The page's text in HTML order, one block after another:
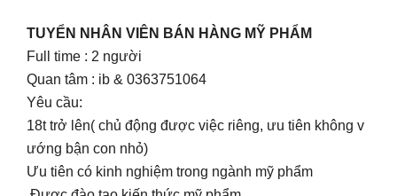
TUYỂN NHÂN VIÊN BÁN HÀNG MỸ PHẨM
Full time : 2 người
Quan tâm : ib & 0363751064
Yêu cầu:
18t trở lên( chủ động được việc riêng, ưu tiên không v
ướng bận con nhỏ)
Ưu tiên có kinh nghiệm trong ngành mỹ phẩm